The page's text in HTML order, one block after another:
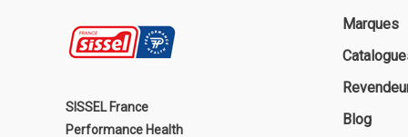
SISSEL France
Performance Health
Marques
Blog